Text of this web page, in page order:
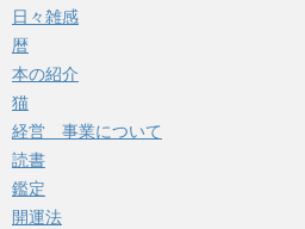
日々雑感
暦
本の紹介
猫
経営 事業について
読書
鑑定
開運法